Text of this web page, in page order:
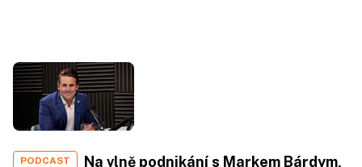
PODCAST
Na vlně podnikání s Markem Bárdym,